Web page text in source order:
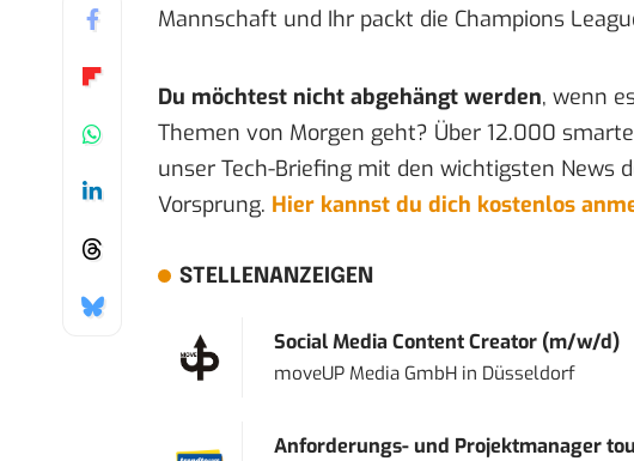
Mannschaft und Ihr packt die Champions
Du möchtest nicht abgehängt werden, wenn
Themen von Morgen geht? Über 12.000
unser Tech-Briefing mit den wichtigsten News
Vorsprung. Hier kannst du dich kostenlos
STELLENANZEIGEN
Social Media Content Creator (m/w/d)
moveUP Media GmbHin Düsseldorf
Anforderungs- und Projektmanager